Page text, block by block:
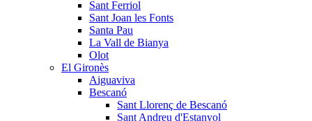
Sant Ferriol
Sant Joan les Fonts
Santa Pau
La Vall de Bianya
Olot
El Gironès
Aiguaviva
Bescanó
Sant Llorenç de Bescanó
Sant Andreu d'Estanyol